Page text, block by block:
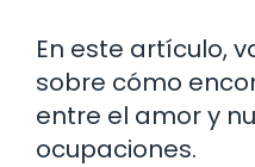
En este artículo,
sobre cómo
entre el amor y
ocupaciones.